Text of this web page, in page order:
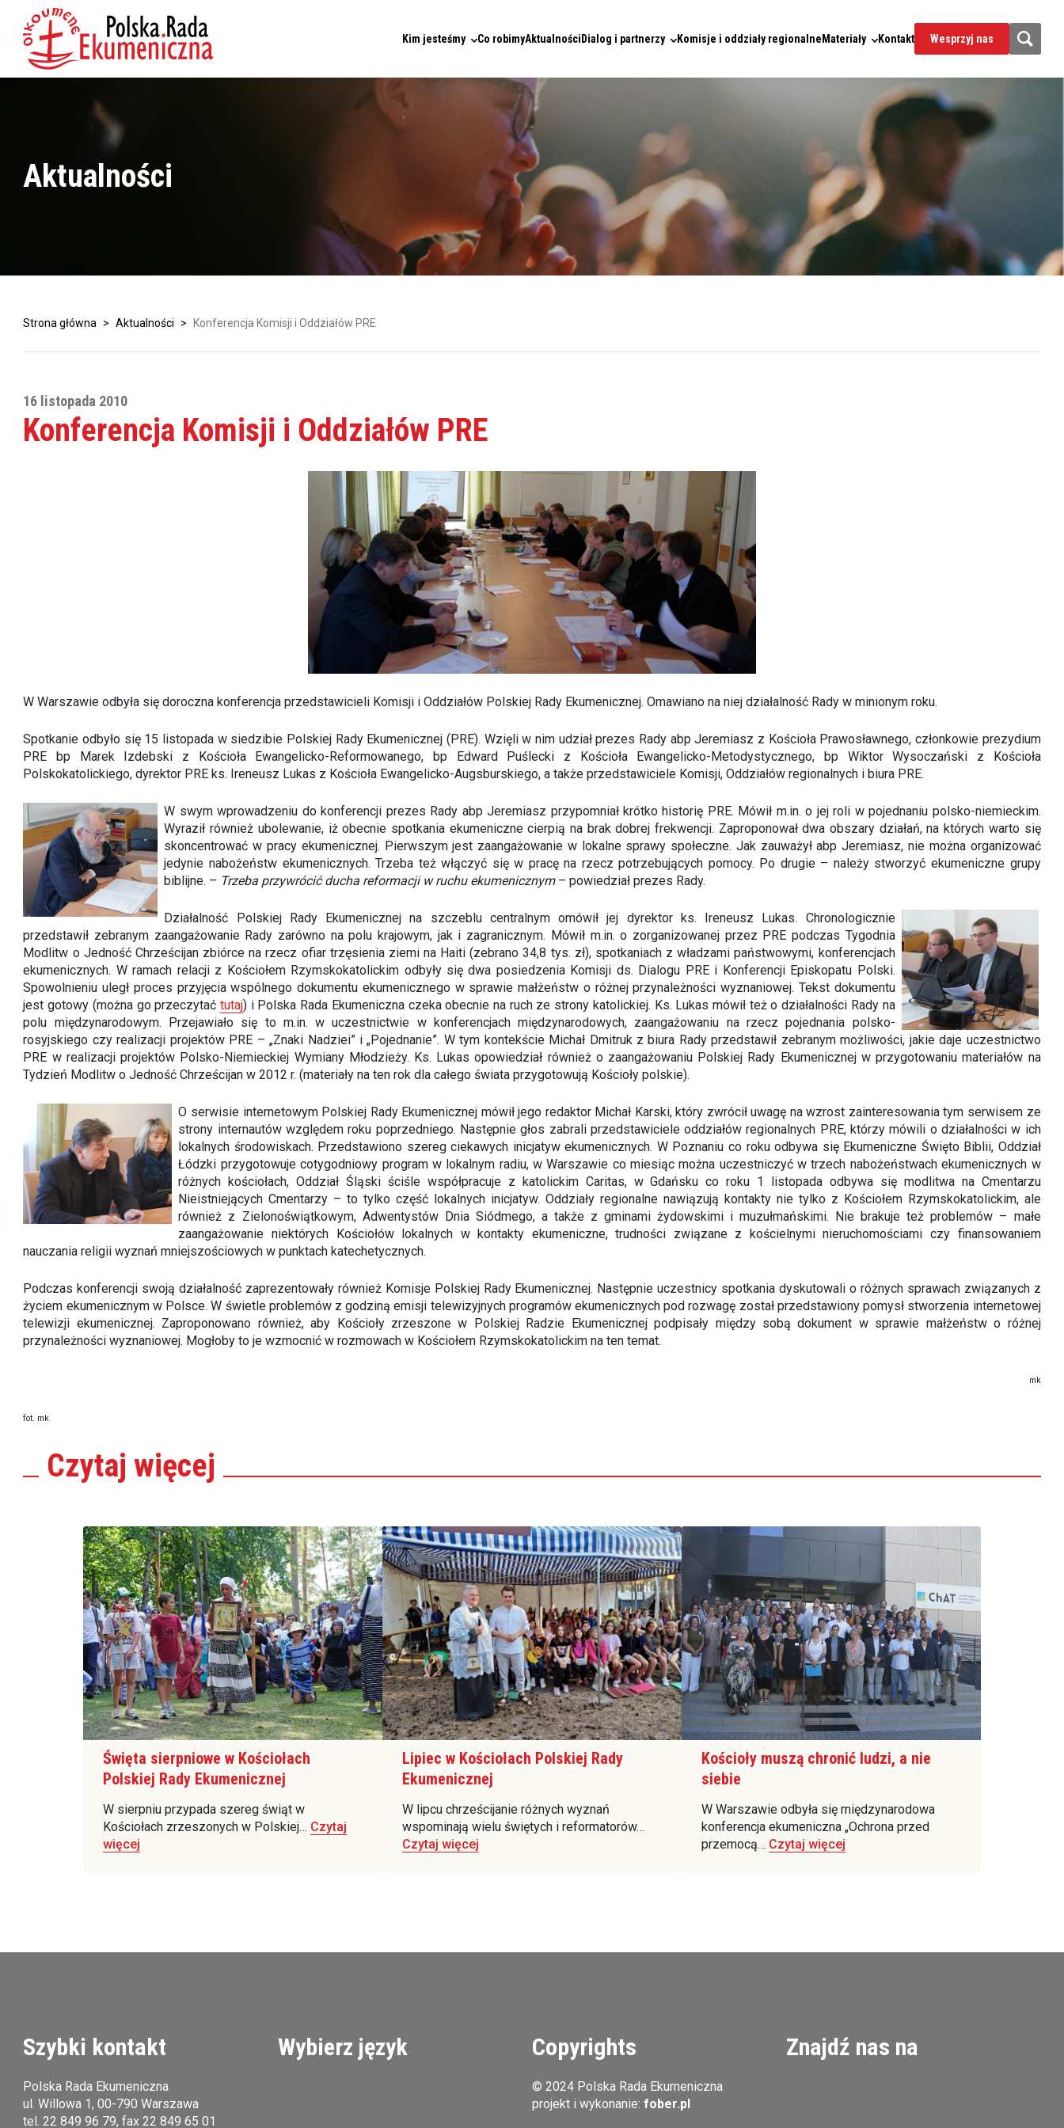
Kim jesteśmy Co robimyAktualnościDialog i partnerzy Komisje i oddziały regionalneMateriały Kontakt Wesprzyj nas
Aktualności
Strona główna > Aktualności > Konferencja Komisji i Oddziałów PRE
16 listopada 2010
Konferencja Komisji i Oddziałów PRE
W Warszawie odbyła się doroczna konferencja przedstawicieli Komisji i Oddziałów Polskiej Rady Ekumenicznej. Omawiano na niej działalność Rady w minionym roku.
Spotkanie odbyło się 15 listopada w siedzibie Polskiej Rady Ekumenicznej (PRE). Wzięli w nim udział prezes Rady abp Jeremiasz z Kościoła Prawosławnego, członkowie prezydium
PRE bp Marek Izdebski z Kościoła Ewangelicko-Reformowanego, bp Edward Puślecki z Kościoła Ewangelicko-Metodystycznego, bp Wiktor Wysoczański z Kościoła
Polskokatolickiego, dyrektor PRE ks. Ireneusz Lukas z Kościoła Ewangelicko-Augsburskiego, a także przedstawiciele Komisji, Oddziałów regionalnych i biura PRE.
W swym wprowadzeniu do konferencji prezes Rady abp Jeremiasz przypomniał krótko historię PRE. Mówił m.in. o jej roli w pojednaniu polsko-niemieckim.
Wyraził również ubolewanie, iż obecnie spotkania ekumeniczne cierpią na brak dobrej frekwencji. Zaproponował dwa obszary działań, na których warto się
skoncentrować w pracy ekumenicznej. Pierwszym jest zaangażowanie w lokalne sprawy społeczne. Jak zauważył abp Jeremiasz, nie można organizować
jedynie nabożeństw ekumenicznych. Trzeba też włączyć się w pracę na rzecz potrzebujących pomocy. Po drugie – należy stworzyć ekumeniczne grupy
biblijne. – Trzeba przywrócić ducha reformacji w ruchu ekumenicznym– powiedział prezes Rady.
Działalność Polskiej Rady Ekumenicznej na szczeblu centralnym omówił jej dyrektor ks. Ireneusz Lukas. Chronologicznie
przedstawił zebranym zaangażowanie Rady zarówno na polu krajowym, jak i zagranicznym. Mówił m.in. o zorganizowanej przez PRE podczas Tygodnia
Modlitw o Jedność Chrześcijan zbiórce na rzecz ofiar trzęsienia ziemi na Haiti (zebrano 34,8 tys. zł), spotkaniach z władzami państwowymi, konferencjach
ekumenicznych. W ramach relacji z Kościołem Rzymskokatolickim odbyły się dwa posiedzenia Komisji ds. Dialogu PRE i Konferencji Episkopatu Polski.
Spowolnieniu uległ proces przyjęcia wspólnego dokumentu ekumenicznego w sprawie małżeństw o różnej przynależności wyznaniowej. Tekst dokumentu
jest gotowy (można go przeczytaćtutaj) i Polska Rada Ekumeniczna czeka obecnie na ruch ze strony katolickiej. Ks. Lukas mówił też o działalności Rady na
polu międzynarodowym. Przejawiało się to m.in. w uczestnictwie w konferencjach międzynarodowych, zaangażowaniu na rzecz pojednania polsko-
rosyjskiego czy realizacji projektów PRE – „Znaki Nadziei” i „Pojednanie”. W tym kontekście Michał Dmitruk z biura Rady przedstawił zebranym możliwości, jakie daje uczestnictwo
PRE w realizacji projektów Polsko-Niemieckiej Wymiany Młodzieży. Ks. Lukas opowiedział również o zaangażowaniu Polskiej Rady Ekumenicznej w przygotowaniu materiałów na
Tydzień Modlitw o Jedność Chrześcijan w 2012 r. (materiały na ten rok dla całego świata przygotowują Kościoły polskie).
O serwisie internetowym Polskiej Rady Ekumenicznej mówił jego redaktor Michał Karski, który zwrócił uwagę na wzrost zainteresowania tym serwisem ze
strony internautów względem roku poprzedniego. Następnie głos zabrali przedstawiciele oddziałów regionalnych PRE, którzy mówili o działalności w ich
lokalnych środowiskach. Przedstawiono szereg ciekawych inicjatyw ekumenicznych. W Poznaniu co roku odbywa się Ekumeniczne Święto Biblii, Oddział
Łódzki przygotowuje cotygodniowy program w lokalnym radiu, w Warszawie co miesiąc można uczestniczyć w trzech nabożeństwach ekumenicznych w
różnych kościołach, Oddział Śląski ściśle współpracuje z katolickim Caritas, w Gdańsku co roku 1 listopada odbywa się modlitwa na Cmentarzu
Nieistniejących Cmentarzy – to tylko część lokalnych inicjatyw. Oddziały regionalne nawiązują kontakty nie tylko z Kościołem Rzymskokatolickim, ale
również z Zielonoświątkowym, Adwentystów Dnia Siódmego, a także z gminami żydowskimi i muzułmańskimi. Nie brakuje też problemów – małe
zaangażowanie niektórych Kościołów lokalnych w kontakty ekumeniczne, trudności związane z kościelnymi nieruchomościami czy finansowaniem
nauczania religii wyznań mniejszościowych w punktach katechetycznych.
Podczas konferencji swoją działalność zaprezentowały również Komisje Polskiej Rady Ekumenicznej. Następnie uczestnicy spotkania dyskutowali o różnych sprawach związanych z
życiem ekumenicznym w Polsce. W świetle problemów z godziną emisji telewizyjnych programów ekumenicznych pod rozwagę został przedstawiony pomysł stworzenia internetowej
telewizji ekumenicznej. Zaproponowano również, aby Kościoły zrzeszone w Polskiej Radzie Ekumenicznej podpisały między sobą dokument w sprawie małżeństw o różnej
przynależności wyznaniowej. Mogłoby to je wzmocnić w rozmowach w Kościołem Rzymskokatolickim na ten temat.
mk
fot. mk
Czytaj więcej
Święta sierpniowe w Kościołach
Polskiej Rady Ekumenicznej
W sierpniu przypada szereg świąt w
Kościołach zrzeszonych w Polskiej… Czytaj
więcej
Lipiec w Kościołach Polskiej Rady
Ekumenicznej
W lipcu chrześcijanie różnych wyznań
wspominają wielu świętych i reformatorów…
Czytaj więcej
Kościoły muszą chronić ludzi, a nie
siebie
W Warszawie odbyła się międzynarodowa
konferencja ekumeniczna „Ochrona przed
przemocą… Czytaj więcej
Szybki kontakt
Polska Rada Ekumeniczna
ul. Willowa 1, 00-790 Warszawa
tel.22 849 96 79, fax 22 849 65 01
Wybierz język Copyrights
© 2024 Polska Rada Ekumeniczna
projekt i wykonanie: fober.pl
Znajdź nas na